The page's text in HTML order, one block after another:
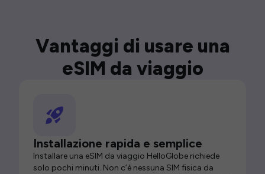
Vantaggi di usare una
eSIM da viaggio
Installazione rapida e semplice
Installare una eSIM da viaggio HelloGlobe richiede
solo pochi minuti. Non c’è nessuna SIM fisica da